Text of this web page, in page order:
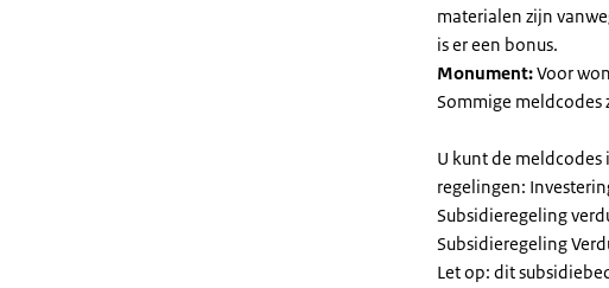
materialen zijn
is er een bonus.
Monument:Voor
Sommige
U kunt de meldcodes
regelingen:
Subsidieregeling
Subsidieregeling
Let op: dit